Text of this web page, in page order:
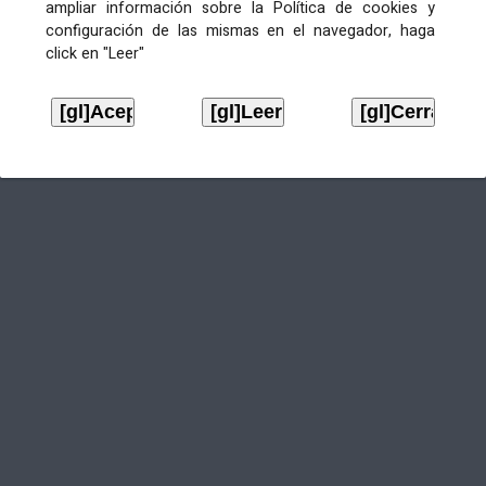
ampliar información sobre la Política de cookies y
configuración de las mismas en el navegador, haga
click en "Leer"